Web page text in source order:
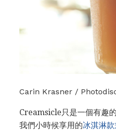
Carin Krasner /
Creamsicle只是一個有趣
我們小時候享用的冰淇淋